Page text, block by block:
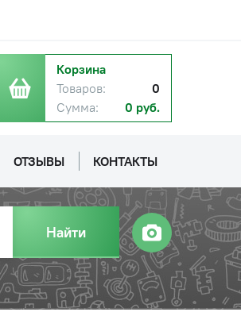
Корзина
Товаров:
0
Сумма:
0 руб.
ОТЗЫВЫ КОНТАКТЫ
Найти